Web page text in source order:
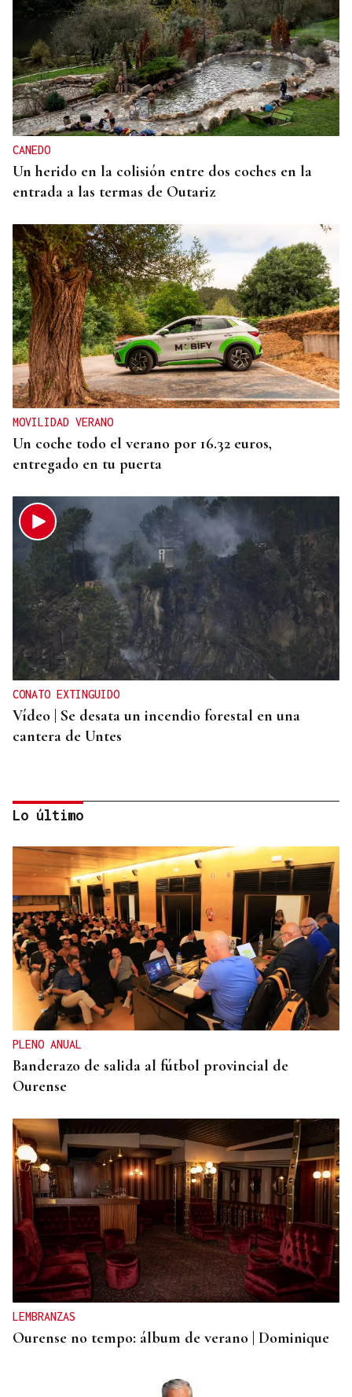
CANEDO
Un herido en la colisión entre dos coches en la
entrada a las termas de Outariz
MOVILIDAD VERANO
Un coche todo el verano por 16.32 euros,
entregado en tu puerta
CONATO EXTINGUIDO
Vídeo | Se desata un incendio forestal en una
cantera de Untes
ENTREVISTA
Jorge Vázquez: "Nuestro objetivo a 2028 es crecer
creando valor para el accionista y para el equipo
que lo hace posible"
Lo último
PLENO ANUAL
Banderazo de salida al fútbol provincial de
Ourense
LEMBRANZAS
Ourense no tempo: álbum de verano | Dominique